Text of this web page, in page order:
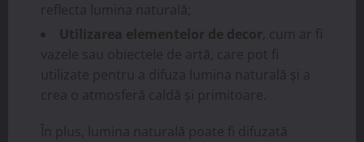
reflecta lumina naturală;
Utilizarea elementelor de decor, cum ar fi
vazele sau obiectele de artă, care pot fi
utilizate pentru a difuza lumina naturală și a
crea o atmosferă caldă și primitoare.
În plus, lumina naturală poate fi difuzată